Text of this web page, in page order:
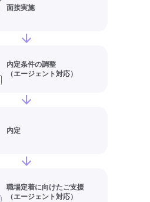
面接実施
内定条件の調整
（エージェント対応）
内定
職場定着に向けたご支援
（エージェント対応）